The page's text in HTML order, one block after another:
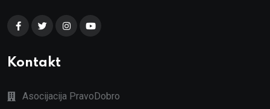
Kontakt
Asocijacija PravoDobro